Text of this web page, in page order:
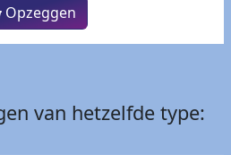
Opzeggen
van hetzelfde type: